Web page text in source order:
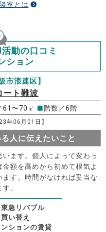
室とは
動の口コミ
ション
市浪速区】
ート難波
61〜70㎡ ■階数／6階
年06月01日】
人に伝えたいこと
ます。個人によって変わっ
額を高めから初めて根気よ
す。時間がなければ妥当な
。
急リバブル
い替え
ションの賃貸